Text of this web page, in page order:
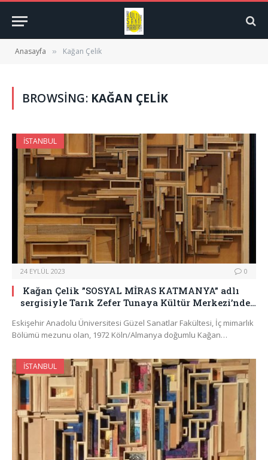
Anasayfa » Kağan Çelik
BROWSING: KAĞAN ÇELIK
İSTANBUL
24 EYLÜL 2023 0
Kağan Çelik ”SOSYAL MİRAS KATMANYA” adlı
sergisiyle Tarık Zefer Tunaya Kültür Merkezi’nde…
Eskişehir Anadolu Üniversitesi Güzel Sanatlar Fakültesi, İç mimarlık
Bölümü mezunu olan, 1972 Köln/Almanya doğumlu Kağan…
İSTANBUL